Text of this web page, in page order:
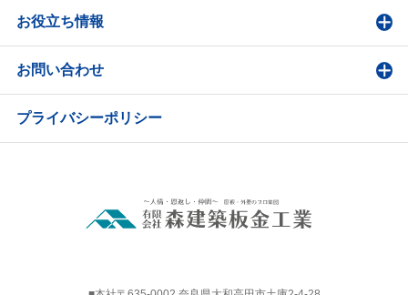
お役立ち情報
お問い合わせ
プライバシーポリシー